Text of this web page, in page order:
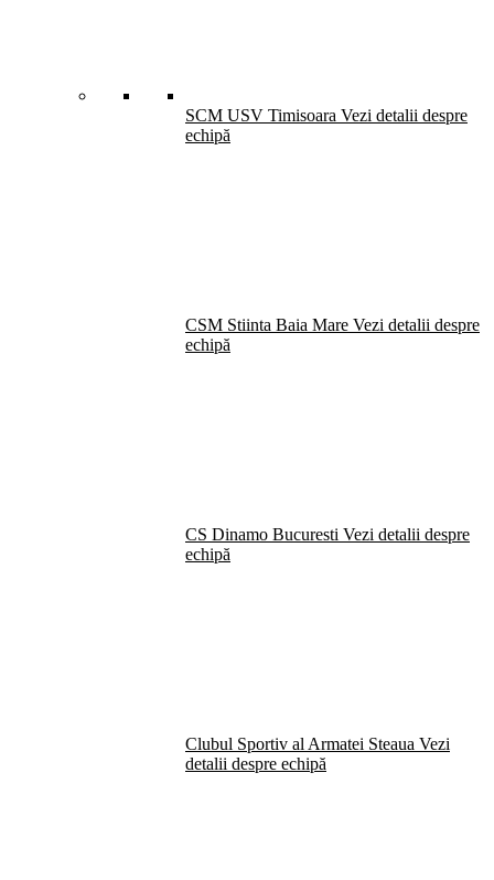
SCM USV Timisoara Vezi detalii despre
echipă
CSM Stiinta Baia Mare Vezi detalii despre
echipă
CS Dinamo Bucuresti Vezi detalii despre
echipă
Clubul Sportiv al Armatei Steaua Vezi
detalii despre echipă